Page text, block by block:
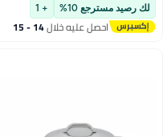
شباتي | روتي | صانع الرائب
#11 في الكسرولات
لك رصيد مسترجع 10% + 1
احصل عليه خلال 14 - 15